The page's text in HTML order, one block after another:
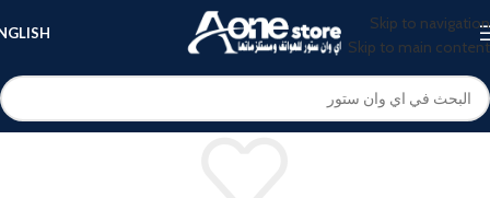
Skip to navigation
Skip to main content